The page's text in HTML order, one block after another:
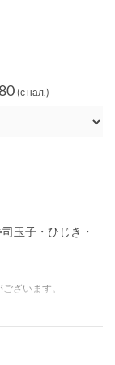
(с нал.)
玉子・ひじき・
ざいます。